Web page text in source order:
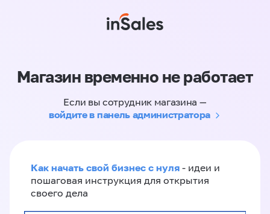
Магазин временно не работает
Если вы сотрудник магазина —
войдите в панель администратора
Как начать свой бизнес с нуля - идеи и
пошаговая инструкция для открытия
своего дела